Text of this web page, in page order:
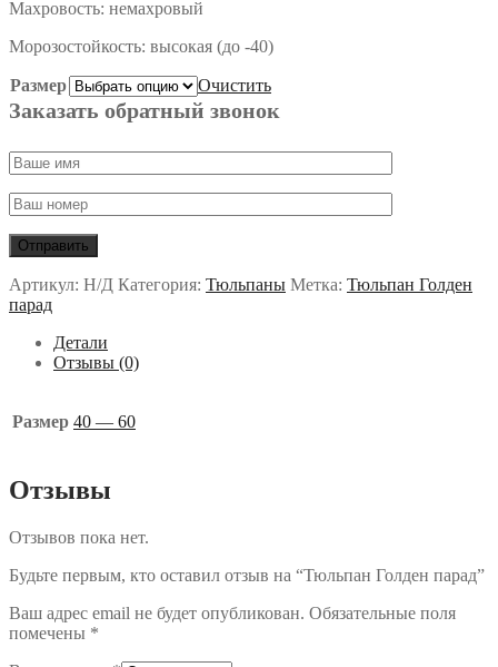
Махровость: немахровый
Морозостойкость: высокая (до -40)
Размер Очистить
Заказать обратный звонок
Артикул: Н/Д Категория: Тюльпаны Метка: Тюльпан Голден
парад
Детали
Отзывы (0)
Размер 40 — 60
Отзывы
Отзывов пока нет.
Будьте первым, кто оставил отзыв на “Тюльпан Голден парад”
Ваш адрес email не будет опубликован. Обязательные поля
помечены *